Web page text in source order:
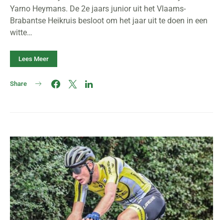
Yarno Heymans. De 2e jaars junior uit het Vlaams-
Brabantse Heikruis besloot om het jaar uit te doen in een
witte…
Lees Meer
Share